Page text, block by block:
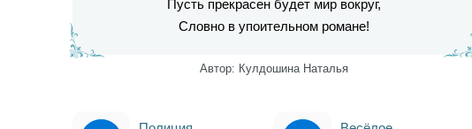
Пусть прекрасен будет мир вокруг,
Словно в упоительном романе!
Автор: Кулдошина Наталья